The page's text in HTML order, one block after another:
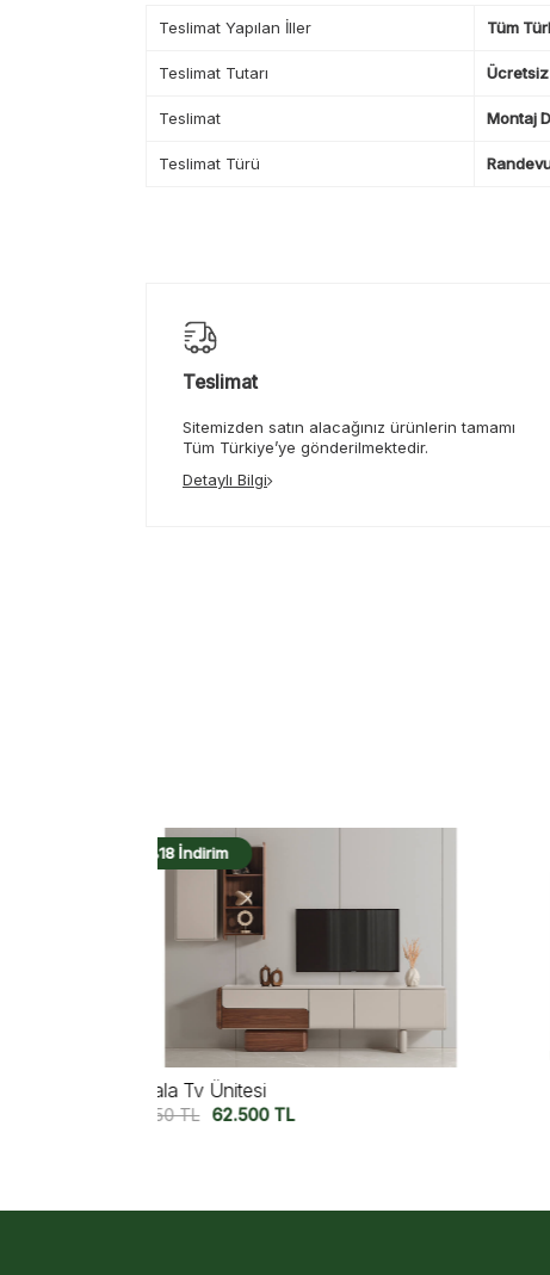
Teslimat Yapılan İller Tüm
Teslimat Tutarı Ücretsiz
Teslimat Montaj
Teslimat Türü
Teslimat
Sitemizden satın alacağınız ürünlerin tamamı
Tüm Türkiye’ye gönderilmektedir.
Detaylı Bilgi
%17 İndirim
Almata Tv Ünitesi
63.750TL 52.750